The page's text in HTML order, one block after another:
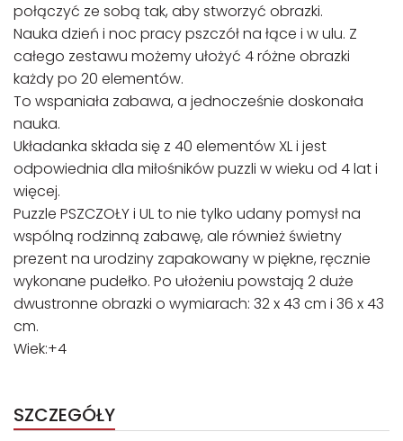
połączyć ze sobą tak, aby stworzyć obrazki.
Nauka dzień i noc pracy pszczół na łące i w ulu. Z
całego zestawu możemy ułożyć 4 różne obrazki
każdy po 20 elementów.
To wspaniała zabawa, a jednocześnie doskonała
nauka.
Układanka składa się z 40 elementów XL i jest
odpowiednia dla miłośników puzzli w wieku od 4 lat i
więcej.
Puzzle PSZCZOŁY i UL to nie tylko udany pomysł na
wspólną rodzinną zabawę, ale również świetny
prezent na urodziny zapakowany w piękne, ręcznie
wykonane pudełko. Po ułożeniu powstają 2 duże
dwustronne obrazki o wymiarach: 32 x 43 cm i 36 x 43
cm.
Wiek:+4
SZCZEGÓŁY